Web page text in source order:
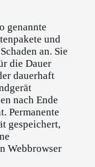
genannte
und
an. Sie
die Dauer
dauerhaft
nach Ende
Permanente
gespeichert,
Webbrowser